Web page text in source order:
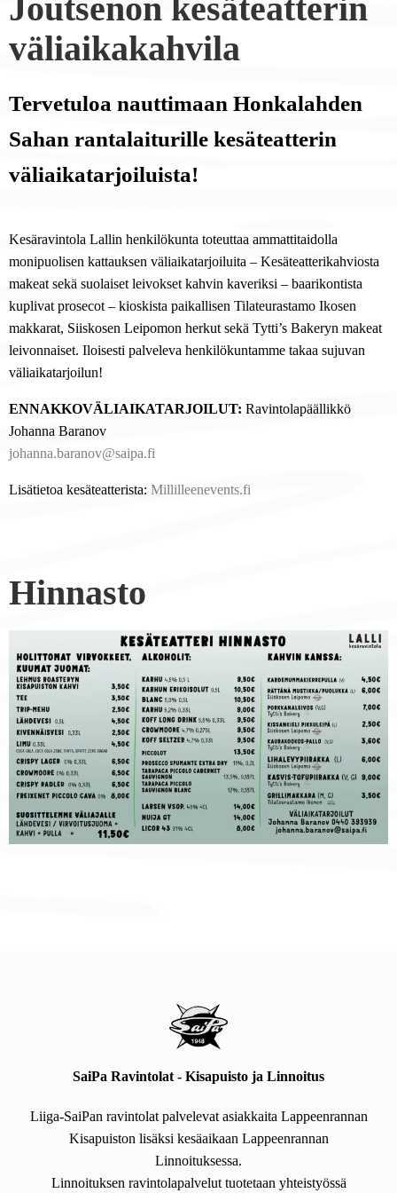
Joutsenon kesäteatterin
väliaikakahvila
Tervetuloa nauttimaan Honkalahden
Sahan rantalaiturille kesäteatterin
väliaikatarjoiluista!
Kesäravintola Lallin henkilökunta toteuttaa ammattitaidolla
monipuolisen kattauksen väliaikatarjoiluita – Kesäteatterikahviosta
makeat sekä suolaiset leivokset kahvin kaveriksi – baarikontista
kuplivat prosecot – kioskista paikallisen Tilateurastamo Ikosen
makkarat, Siiskosen Leipomon herkut sekä Tytti’s Bakeryn makeat
leivonnaiset. Iloisesti palveleva henkilökuntamme takaa sujuvan
väliaikatarjoilun!
ENNAKKOVÄLIAIKATARJOILUT: Ravintolapäällikkö
Johanna Baranov
johanna.baranov@saipa.fi
Lisätietoa kesäteatterista: Millilleenevents.fi
Hinnasto
SaiPa Ravintolat - Kisapuisto ja Linnoitus
Liiga-SaiPan ravintolat palvelevat asiakkaita Lappeenrannan
Kisapuiston lisäksi kesäaikaan Lappeenrannan
Linnoituksessa.
Linnoituksen ravintolapalvelut tuotetaan yhteistyössä